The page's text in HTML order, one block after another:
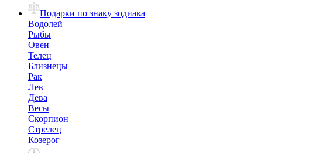
Подарки по знаку зодиака
Водолей
Рыбы
Овен
Телец
Близнецы
Рак
Лев
Дева
Весы
Скорпион
Стрелец
Козерог